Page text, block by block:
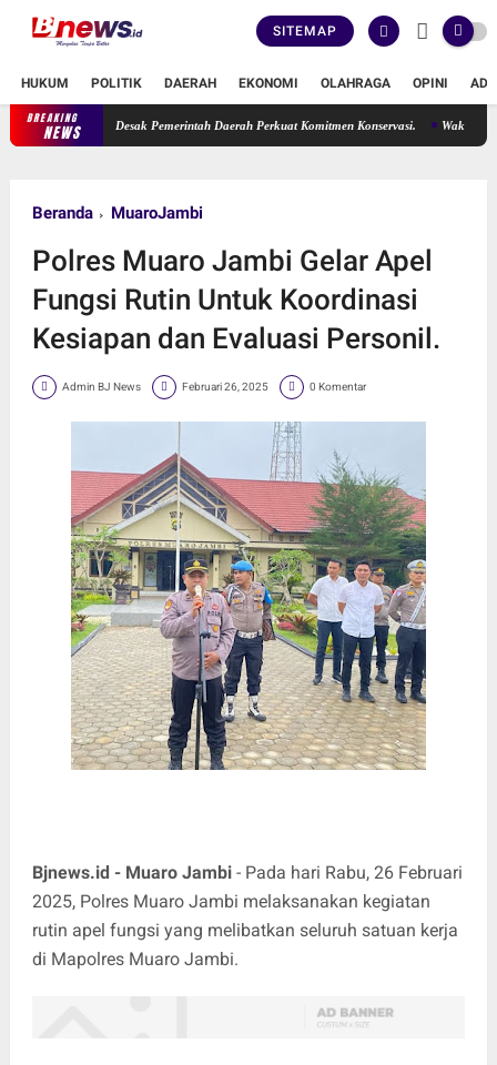
SITEMAP
HUKUM POLITIK DAERAH EKONOMI OLAHRAGA OPINI
BREAKING
NEWS
Suryani Desak Pemerintah Daerah Perkuat Komitmen Konservasi. Wakil Ketua
Beranda MuaroJambi
Polres Muaro Jambi Gelar Apel
Fungsi Rutin Untuk Koordinasi
Kesiapan dan Evaluasi Personil.
Admin BJ News Februari 26, 2025 0 Komentar
Bjnews.id - Muaro Jambi - Pada hari Rabu, 26 Februari
2025, Polres Muaro Jambi melaksanakan kegiatan
rutin apel fungsi yang melibatkan seluruh satuan kerja
di Mapolres Muaro Jambi.